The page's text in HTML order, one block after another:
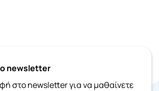
newsletter
στο newsletter για να μαθαίνετε